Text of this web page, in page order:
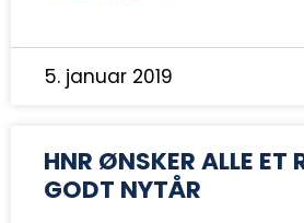
5. januar 2019
HNR ØNSKER ALLE ET
GODT NYTÅR